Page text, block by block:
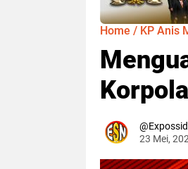
Home / KP Anis
23 Mei,